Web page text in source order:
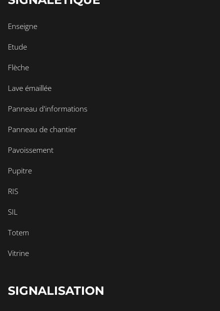
Enseigne
Etude
Flèche
Lave émaillée
Panneau d'informations
Panneau de chantier
Pavoissement
Pupitre
RIS
SIL
Totem
Vitrine
SIGNALISATION